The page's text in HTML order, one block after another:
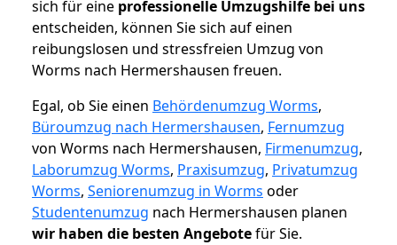
sich für eine professionelle Umzugshilfe bei uns
entscheiden, können Sie sich auf einen
reibungslosen und stressfreien Umzug von
Worms nach Hermershausen freuen.
Egal, ob Sie einen Behördenumzug Worms,
Büroumzug nach Hermershausen, Fernumzug
von Worms nach Hermershausen, Firmenumzug,
Laborumzug Worms, Praxisumzug, Privatumzug
Worms, Seniorenumzug in Worms oder
Studentenumzug nach Hermershausen planen
wir haben die besten Angebotefür Sie.